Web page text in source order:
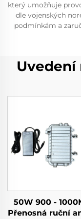
který umožňuje
dle vojenských
podmínkám a
50W 900 -
Přenosná ruční